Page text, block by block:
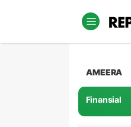
AMEERA
Finansial